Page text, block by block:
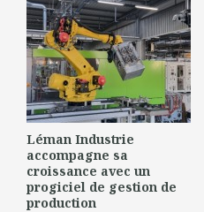
Léman Industrie
accompagne sa
croissance avec un
progiciel de gestion de
production